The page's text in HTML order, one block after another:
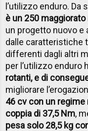
l’utilizzo enduro. Da
è un 250
un progetto nuovo e
dalle caratteristiche
differenti dagli altri
per l’utilizzo enduro
rotanti, e di
migliorare
46 cv con un
coppia di 37,5 Nm,
pesa solo 28,5 kg